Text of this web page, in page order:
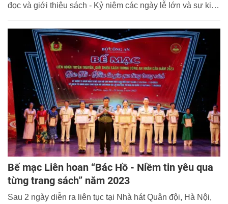
đọc và giới thiệu sách - Kỷ niệm các ngày lễ lớn và sự kiện
đề “Bản hùng ca đất nước”. Đoàn Thư viện Học viện
CSND vinh dự đạt giải Xuất sắc tại Liên hoan.
Bế mạc Liên hoan “Bác Hồ - Niềm tin yêu qua
từng trang sách” năm 2023
Sau 2 ngày diễn ra liên tục tại Nhà hát Quân đội, Hà Nội,